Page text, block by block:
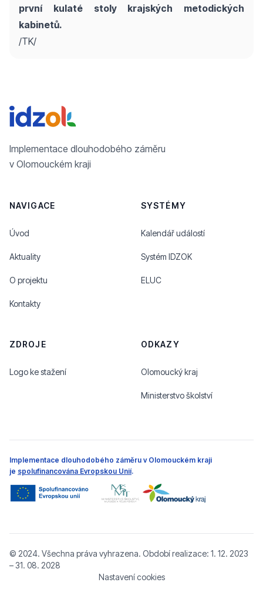
první kulaté stoly krajských metodických
kabinetů.
/TK/
Implementace dlouhodobého záměru
v Olomouckém kraji
NAVIGACE
Úvod
Aktuality
O projektu
Kontakty
SYSTÉMY
Kalendář událostí
Systém IDZOK
ELUC
ZDROJE
Logo ke stažení
ODKAZY
Olomoucký kraj
Ministerstvo školství
Implementace dlouhodobého záměru v Olomouckém kraji
je spolufinancována Evropskou Unií.
© 2024. Všechna práva vyhrazena. Období realizace: 1. 12. 2023
– 31. 08. 2028
Nastavení cookies